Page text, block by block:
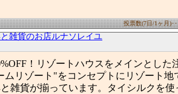
投票数(7日/1ヶ月)･
雑貨のお店ルナソレイユ
！リゾートハウスをメインとした
ムリゾート"をコンセプトにリゾート
雑貨が揃っています。タイシルクを